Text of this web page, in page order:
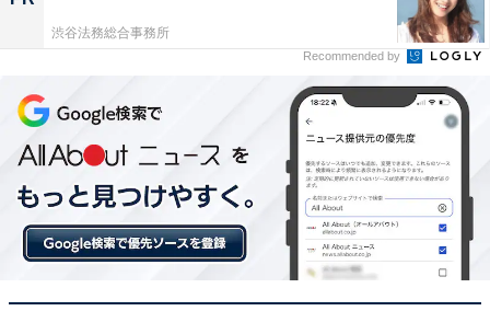
渋谷法務総合事務所
Recommended by